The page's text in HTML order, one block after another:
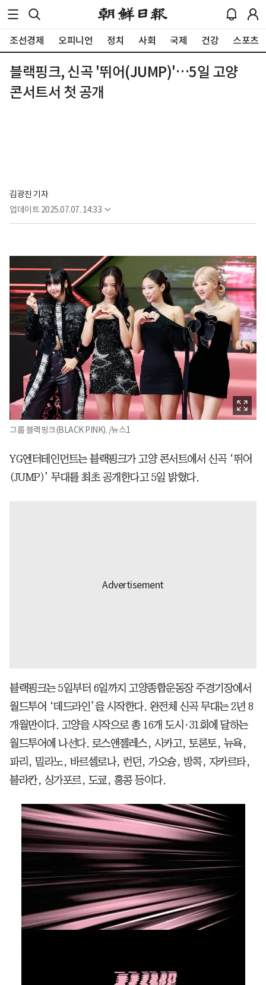
조선경제 오피니언 정치 사회 국제 건강 스포츠
블랙핑크, 신곡 '뛰어(JUMP)'…5일 고양
콘서트서 첫 공개
김광진 기자
업데이트 2025.07.07. 14:33
그룹 블랙핑크(BLACK PINK). /뉴스1
YG엔터테인먼트는 블랙핑크가 고양 콘서트에서 신곡 ‘뛰어
(JUMP)’ 무대를 최초 공개한다고 5일 밝혔다.
블랙핑크는 5일부터 6일까지 고양종합운동장 주경기장에서
월드투어 ‘데드라인’을 시작한다. 완전체 신곡 무대는 2년 8
개월만이다. 고양을 시작으로 총 16개 도시·31회에 달하는
월드투어에 나선다. ​로스앤젤레스, 시카고, 토론토, 뉴욕,
파리, 밀라노, 바르셀로나, 런던, 가오슝, 방콕, 자카르타,
불라칸, 싱가포르, 도쿄, 홍콩 등이다.